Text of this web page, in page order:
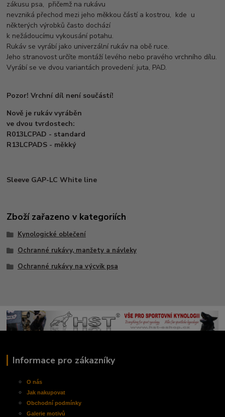
zákusu psa, přičemž na rukávu
nevzniká přechod mezi jeho měkkou částí a kostrou, kde u
některých výrobků často dochází
k nežádoucímu vykousání potahu.
Rukáv se vyrábí jako univerzální rukáv na obě ruce.
Jeho stranovost určíte montáží levého nebo pravého vrchního dílu.
Vyrábí se ve dvou variantách provedení: juta, PAD.
Pozor! Vrchní díl není součástí!
Nově je rukáv vyráběn
ve dvou tvrdostech:
R013LCPAD - standard
R13LCPADS - měkký
Sleeve GAP-LC White line
Zboží zařazeno v kategoriích
Kynologické oblečení
Ochranné rukávy, manžety a návleky
Ochranné rukávy na výcvik psa
Informace pro zákazníky
O nás
Jak nakupovat
Obchodnípodmínky
Galerie motivů